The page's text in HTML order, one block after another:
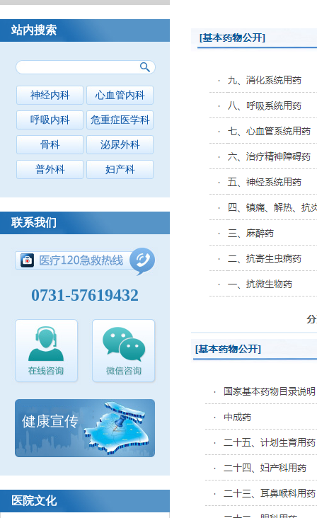
站内搜索
神经内科 心血管内科
呼吸内科 危重症医学科
骨科 泌尿外科
普外科 妇产科
联系我们
0731-57619432
健康宣传
医院文化